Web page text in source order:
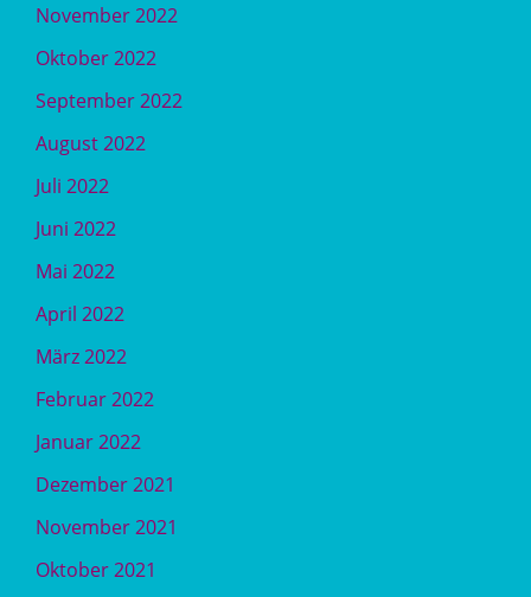
November 2022
Oktober 2022
September 2022
August 2022
Juli 2022
Juni 2022
Mai 2022
April 2022
März 2022
Februar 2022
Januar 2022
Dezember 2021
November 2021
Oktober 2021